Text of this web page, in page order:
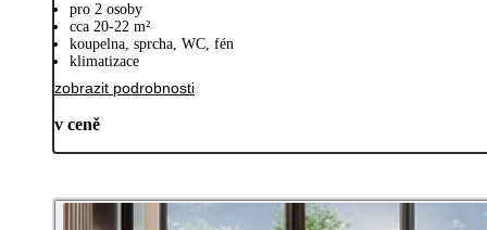
pro 2 osoby
cca 20-22 m²
koupelna, sprcha, WC, fén
klimatizace
zobrazit podrobnosti
v ceně